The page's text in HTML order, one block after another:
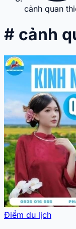
cảnh quan
# cảnh
Điểm du lịch